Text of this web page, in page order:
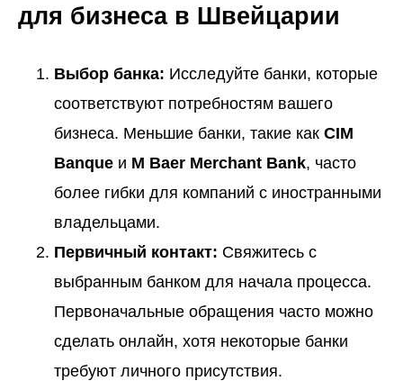
для бизнеса в Швейцарии
Выбор банка: Исследуйте банки, которые
соответствуют потребностям вашего
бизнеса. Меньшие банки, такие как CIM
Banque и M Baer Merchant Bank, часто
более гибки для компаний с иностранными
владельцами.
Первичный контакт: Свяжитесь с
выбранным банком для начала процесса.
Первоначальные обращения часто можно
сделать онлайн, хотя некоторые банки
требуют личного присутствия.